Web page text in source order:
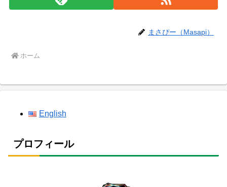
まさぴー（Masapi）
ホーム
English
プロフィール